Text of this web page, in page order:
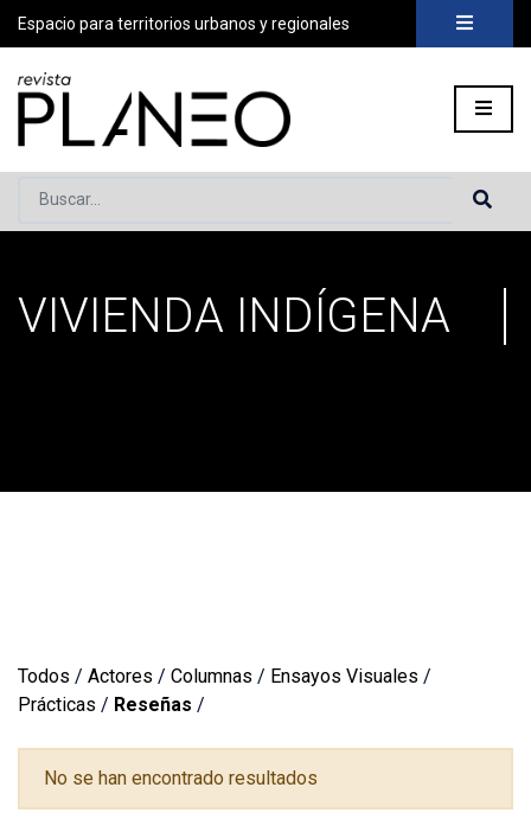
Espacio para territorios urbanos y regionales
Buscar...
Portada» Vivienda indígena
VIVIENDA INDÍGENA
Todos / Actores / Columnas / Ensayos Visuales /
Prácticas / Reseñas /
No se han encontrado resultados